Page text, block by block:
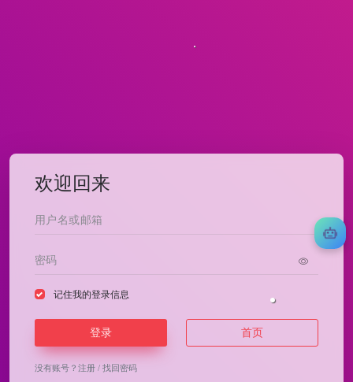
欢迎回来
记住我的登录信息
登录 首页
没有账号？ 注册 / 找回密码